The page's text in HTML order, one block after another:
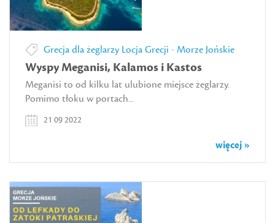
Grecja dla żeglarzy Locja Grecji - Morze Jońskie
Wyspy Meganisi, Kalamos i Kastos
Meganisi to od kilku lat ulubione miejsce żeglarzy.
Pomimo tłoku w portach...
więcej »
21 09 2022